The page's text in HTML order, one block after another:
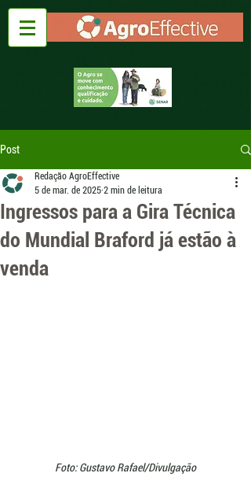
Post
Ingressos para a Gira Técnica
do Mundial Braford já estão à
venda
Redação AgroEffective
5 de mar. de 2025 2 min de leitura
Foto: Gustavo Rafael/Divulgação